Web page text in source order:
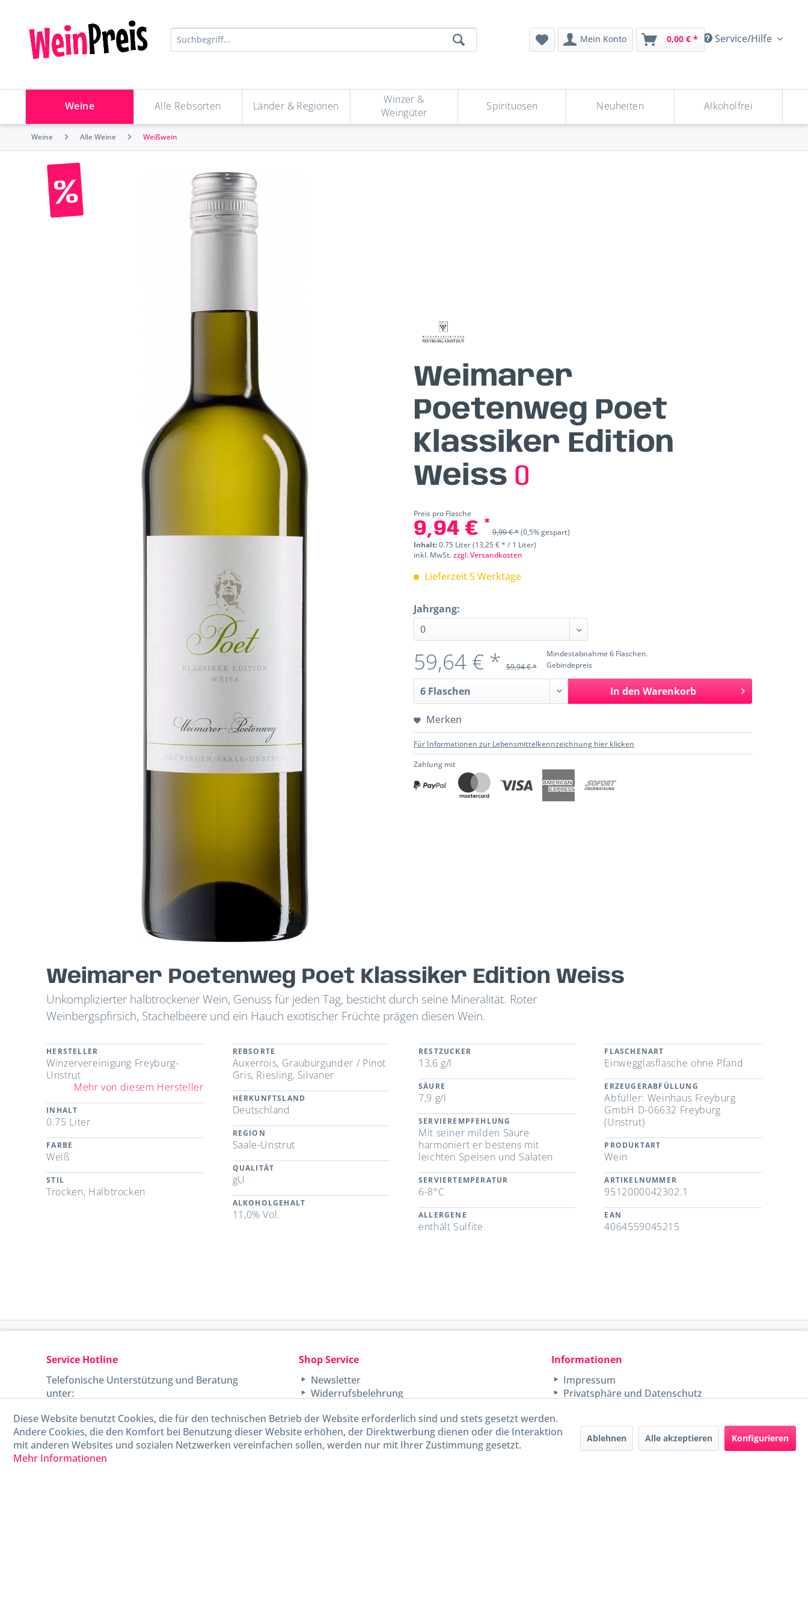
Service/Hilfe
Mein Konto 0,00 € *
Weine Alle Rebsorten Länder & Regionen
Winzer &
Weingüter
Spirituosen Neuheiten Alkoholfrei
Weine Alle Weine Weißwein
Weimarer
Poetenweg Poet
Klassiker Edition
Weiss 0
Preis pro Flasche
9,94 € * 9,99 € *(0,5% gespart)
Inhalt:0.75 Liter (13,25 € * / 1 Liter)
inkl. MwSt.zzgl. Versandkosten
Lieferzeit 5 Werktage
Jahrgang:
Mindestabnahme 6 Flaschen.
Gebindepreis
59,64 € * 59,94 € *
In den Warenkorb
Merken
Für Informationen zur Lebensmittelkennzeichnung hier klicken
Zahlung mit
Weimarer Poetenweg Poet Klassiker Edition Weiss
Unkomplizierter halbtrockener Wein, Genuss für jeden Tag, besticht durch seine Mineralität. Roter
Weinbergspfirsich, Stachelbeere und ein Hauch exotischer Früchte prägen diesen Wein.
HERSTELLER
Winzervereinigung Freyburg-
Unstrut
Mehr von diesem Hersteller
INHALT
0.75 Liter
FARBE
Weiß
STIL
Trocken, Halbtrocken
REBSORTE
Auxerrois, Grauburgunder / Pinot
Gris, Riesling, Silvaner
HERKUNFTSLAND
Deutschland
REGION
Saale-Unstrut
QUALITÄT
gU
ALKOHOLGEHALT
11,0% Vol.
RESTZUCKER
13,6 g/l
SÄURE
7,9 g/l
SERVIEREMPFEHLUNG
Mit seiner milden Säure
harmoniert er bestens mit
leichten Speisen und Salaten
SERVIERTEMPERATUR
6-8°C
ALLERGENE
enthält Sulfite
FLASCHENART
Einwegglasflasche ohne Pfand
ERZEUGERABFÜLLUNG
Abfüller: Weinhaus Freyburg
GmbH D-06632 Freyburg
(Unstrut)
PRODUKTART
Wein
ARTIKELNUMMER
9512000042302.1
EAN
4064559045215
Service Hotline
Telefonische Unterstützung und Beratung
unter:
040-880 99 770
Mo-Fr, 09:00 - 15:00 Uhr
Shop Service
Newsletter
Widerrufsbelehrung
Lieferinformationen
Informationen
Impressum
Privatsphäre und Datenschutz
Diese Website benutzt Cookies, die für den technischen Betrieb der Website erforderlich sind und stets gesetzt werden.
Andere Cookies, die den Komfort bei Benutzung dieser Website erhöhen, der Direktwerbung dienen oder die Interaktion
mit anderen Websites und sozialen Netzwerken vereinfachen sollen, werden nur mit Ihrer Zustimmung gesetzt.
Mehr Informationen
Ablehnen Alle akzeptieren Konfigurieren